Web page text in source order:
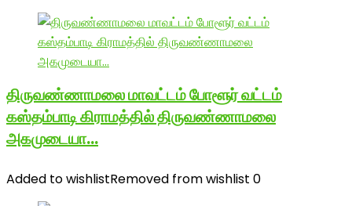
திருவண்ணாமலை மாவட்டம் போளூர் வட்டம்
கஸ்தம்பாடி கிராமத்தில் திருவண்ணாமலை
அகமுடையா…
Added to wishlistRemoved from wishlist 0